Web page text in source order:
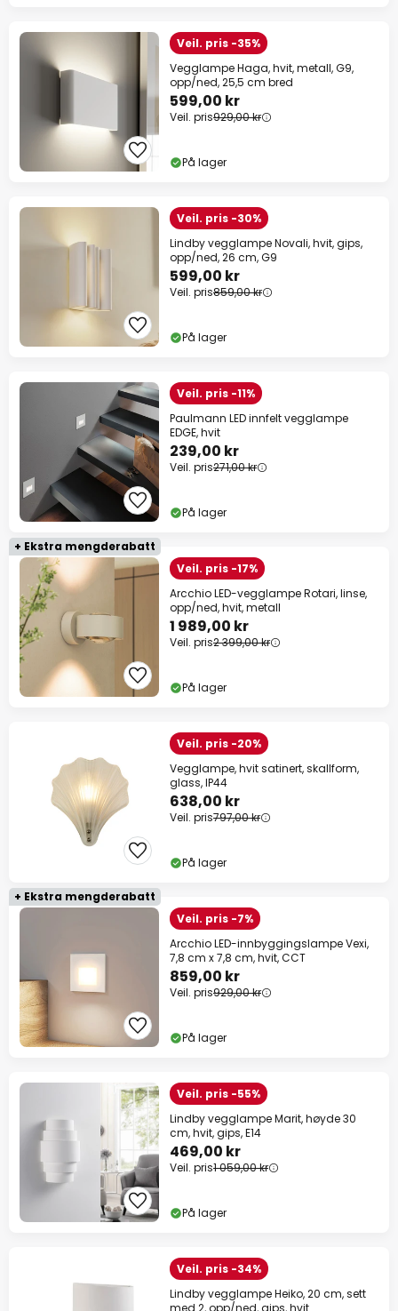
Veil. pris -35%
Vegglampe Haga, hvit, metall, G9,
opp/ned, 25,5 cm bred
599,00 kr
Veil. pris929,00 kr
På lager
Veil. pris -30%
Lindby vegglampe Novali, hvit, gips,
opp/ned, 26 cm, G9
599,00 kr
Veil. pris859,00 kr
På lager
Veil. pris -11%
Paulmann LED innfelt vegglampe
EDGE, hvit
239,00 kr
Veil. pris271,00 kr
På lager
+ Ekstra mengderabatt
Veil. pris -17%
Arcchio LED-vegglampe Rotari, linse,
opp/ned, hvit, metall
1 989,00 kr
Veil. pris2 399,00 kr
På lager
Veil. pris -20%
Vegglampe, hvit satinert, skallform,
glass, IP44
638,00 kr
Veil. pris797,00 kr
På lager
+ Ekstra mengderabatt
Veil. pris -7%
Arcchio LED-innbyggingslampe Vexi,
7,8 cm x 7,8 cm, hvit, CCT
859,00 kr
Veil. pris929,00 kr
På lager
Veil. pris -55%
Lindby vegglampe Marit, høyde 30
cm, hvit, gips, E14
469,00 kr
Veil. pris1 059,00 kr
På lager
Veil. pris -34%
Lindby vegglampe Heiko, 20 cm, sett
med 2, opp/ned, gips, hvit